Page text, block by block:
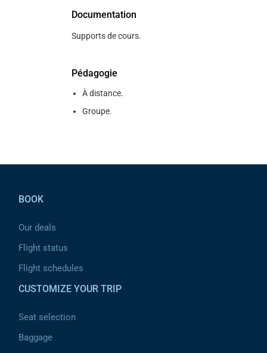
Documentation
Supports de cours.
Pédagogie
À distance.
Groupe.
BOOK
Our deals
Flight status
Flight schedules
CUSTOMIZE YOUR TRIP
Seat selection
Baggage